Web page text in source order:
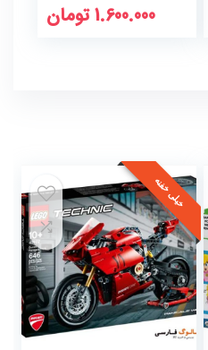
1.600.000 تومان
خیلی خفنه